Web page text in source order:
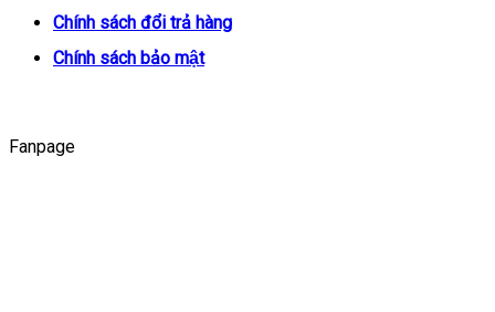
Chính sách đổi trả hàng
Chính sách bảo mật
Fanpage